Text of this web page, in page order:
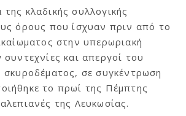
κλαδικής συλλογικής
όρους που ίσχυαν πριν από το
στην υπερωριακή
και απεργοί του
σκυροδέματος, σε συγκέντρωση
το πρωί της Πέμπτης
της Λευκωσίας.